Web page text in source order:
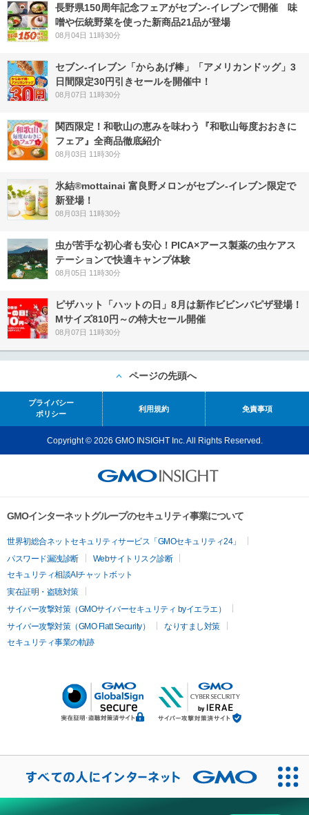
長野県150周年記念フェアがセブン-イレブンで開催 味
噌や伝統野菜を使った新商品21品が登場
08月04日 11時30分
セブン‐イレブン「からあげ棒」「アメリカンドッグ」3
日間限定30円引きセールを開催中！
08月07日 11時30分
関西限定！和歌山の恵みを味わう『和歌山毎度おおきに
フェア』全商品徹底紹介
08月03日 11時30分
氷結®mottainai 富良野メロンがセブン‐イレブン限定で
新登場！
08月03日 11時30分
虫が苦手な初心者も安心！PICA×アース製薬の虫ケアス
テーションで快適キャンプ体験
08月05日 11時30分
ピザハット「ハットの日」8月は新作ビビンバピザ登場！
Mサイズ810円～の特大セール開催
08月07日 11時30分
ページの先頭へ
プライバシー
ポリシー
利用規約 免責事項
Copyright © 2026 GMO INSIGHT Inc. All Rights Reserved.
GMOインターネットグループのセキュリティ事業について
世界初総合ネットセキュリティサービス「GMOセキュリティ24」
パスワード漏洩診断
Webサイトリスク診断
セキュリティ相談AIチャットボット
実在証明・盗聴対策
サイバー攻撃対策（GMOサイバーセキュリティ byイエラエ）
サイバー攻撃対策（GMO Flatt Security）
なりすまし対策
セキュリティ事業の軌跡